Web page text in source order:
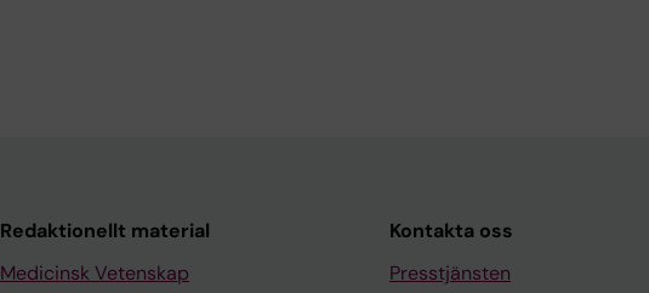
Redaktionellt material
Medicinsk Vetenskap
Kontakta oss
Presstjänsten